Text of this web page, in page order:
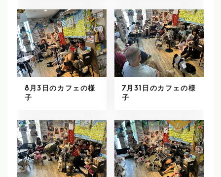
8月3日のカフェの様
子
7月31日のカフェの様
子